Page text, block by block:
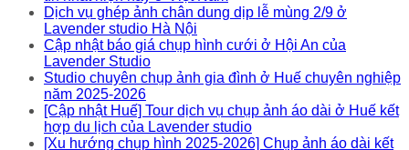
Dịch vụ ghép ảnh chân dung dịp lễ mùng 2/9 ở
Lavender studio Hà Nội
Cập nhật báo giá chụp hình cưới ở Hội An của
Lavender Studio
Studio chuyên chụp ảnh gia đình ở Huế chuyên nghiệp
năm 2025-2026
[Cập nhật Huế] Tour dịch vụ chụp ảnh áo dài ở Huế kết
hợp du lịch của Lavender studio
[Xu hướng chụp hình 2025-2026] Chụp ảnh áo dài kết